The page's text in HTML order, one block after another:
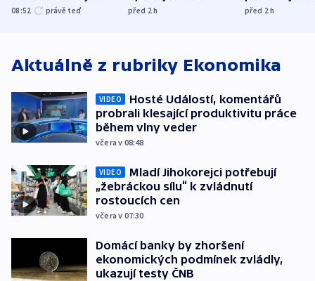
hlásí oběti
08:52 právě teď
Francie
před 2h
uprchlíky
před 2h
Aktuálně z rubriky Ekonomika
VIDEO
Hosté Událostí, komentářů
probrali klesající produktivitu práce
během vlny veder
včera v 08:48
VIDEO
Mladí Jihokorejci potřebují
„žebráckou sílu“ k zvládnutí
rostoucích cen
včera v 07:30
Domácí banky by zhoršení
ekonomických podmínek zvládly,
ukazují testy ČNB